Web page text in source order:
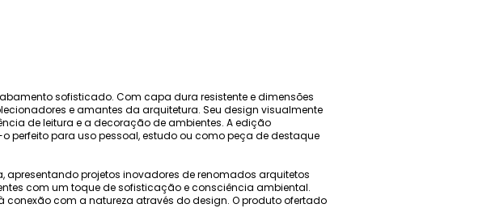
sofisticado. Com capa dura resistente e dimensões
e amantes da arquitetura. Seu design visualmente
de leitura e a decoração de ambientes. A edição
perfeito para uso pessoal, estudo ou como peça de destaque
projetos inovadores de renomados arquitetos
com um toque de sofisticação e consciência ambiental.
conexão com a natureza através do design. O produto ofertado